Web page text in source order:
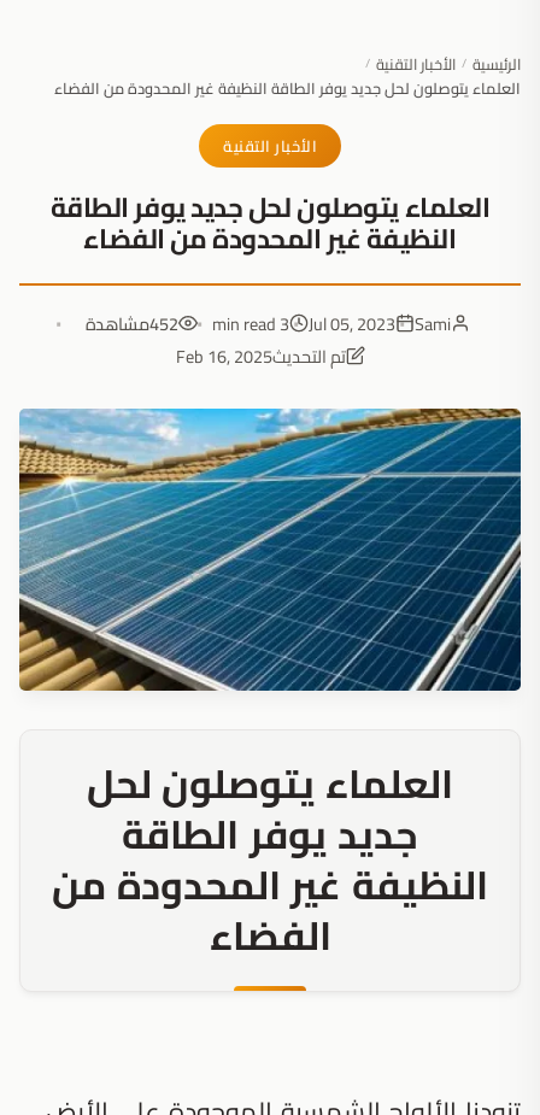
الرئيسية / الأخبار التقنية /
العلماء يتوصلون لحل جديد يوفر الطاقة النظيفة غير المحدودة من الفضاء
الأخبار التقنية
العلماء يتوصلون لحل جديد يوفر الطاقة
النظيفة غير المحدودة من الفضاء
Sami
Jul 05, 2023
3 min read
452مشاهدة
تم التحديثFeb 16, 2025
العلماء يتوصلون لحل
جديد يوفر الطاقة
النظيفة غير المحدودة من
الفضاء